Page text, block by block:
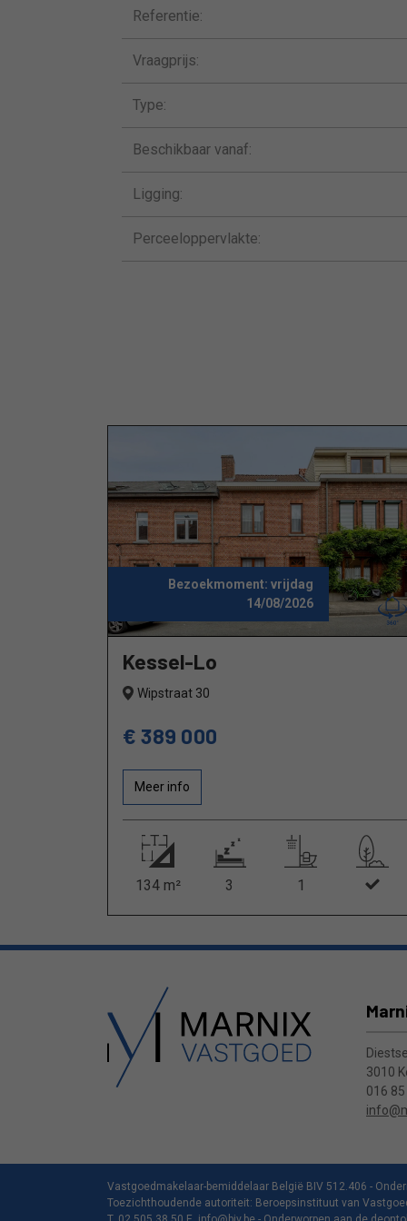
Referentie:
Vraagprijs:
Type:
Beschikbaar vanaf:
Ligging:
Perceeloppervlakte:
Bezoekmoment:vrijdag
14/08/2026
Kessel-Lo
Wipstraat 30
€ 389 000
Meer info
134 m² 3 1
3010
016
Vastgoedmakelaar-bemiddelaar België BIV 512.406 -
Toezichthoudende autoriteit: Beroepsinstituut van